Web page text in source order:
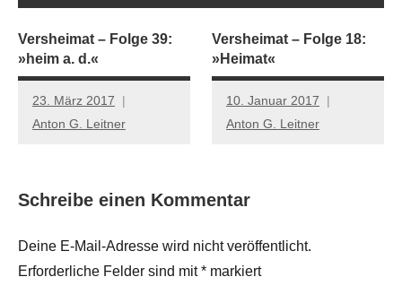
Versheimat – Folge 39:
»heim a. d.«
23. März 2017
Anton G. Leitner
Versheimat – Folge 18:
»Heimat«
10. Januar 2017
Anton G. Leitner
Schreibe einen Kommentar
Deine E-Mail-Adresse wird nicht veröffentlicht.
Erforderliche Felder sind mit* markiert